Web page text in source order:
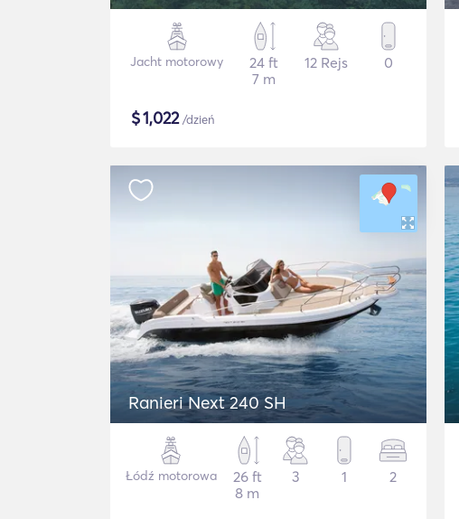
Jacht motorowy
24 ft
7 m
12 Rejs 0
$1,022/dzień
Ranieri Next 240 SH
Łódź motorowa
26 ft
8 m
3 1 2